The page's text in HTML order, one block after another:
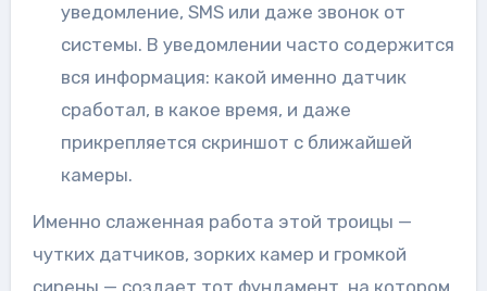
уведомление, SMS или даже звонок от
системы. В уведомлении часто содержится
вся информация: какой именно датчик
сработал, в какое время, и даже
прикрепляется скриншот с ближайшей
камеры.
Именно слаженная работа этой троицы —
чутких датчиков, зорких камер и громкой